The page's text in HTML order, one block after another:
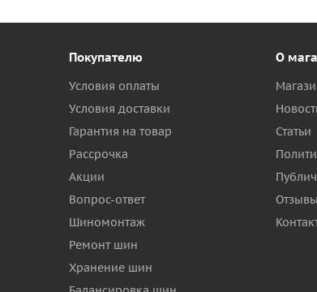
Покупателю
Условия оплаты
Условия доставки
Гарантия на товар
Рассрочка
Акции
Вопрос-ответ
Шиномонтаж
Ремонт шин
Хранение шин
О
Статьи
Отзывы